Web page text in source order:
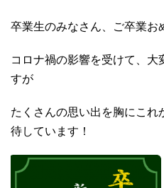
卒業生のみなさん、ご卒業お
コロナ禍の影響を受けて、大
すが
たくさんの思い出を胸にこれ
待しています！